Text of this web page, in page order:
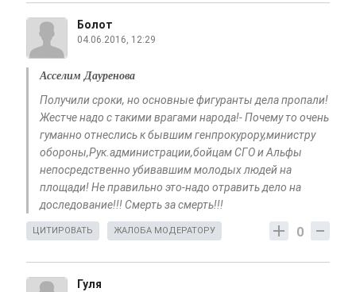
Болот
04.06.2016, 12:29
Асселим Дауренова
Получили сроки, но основные фигуранты дела пропали!
Жестче надо с такими врагами народа!- Почему то очень
гуманно отнеслись к бывшим генпрокурору,министру
обороны,Рук.администрации,бойцам СГО и Альфы
непосредственно убивавшим молодых людей на
площади! Не правильно это-надо отравить дело на
доследование!!! Смерть за смерть!!!
0
ЦИТИРОВАТЬ ЖАЛОБА МОДЕРАТОРУ
Гуля